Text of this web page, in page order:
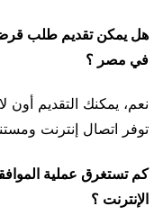
هل يمكن تقديم طلب
في مصر ؟
نعم، يمكنك التقديم
توفر اتصال إنترنت
كم تستغرق عملية
الإنترنت ؟